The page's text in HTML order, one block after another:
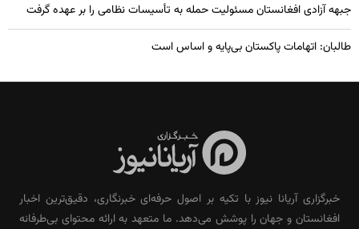
جبهه آزادی افغانستان مسئولیت حمله به تأسیسات نظامی را بر عهده گرفت
طالبان: اتهامات پاکستان بی‌پایه و اساس است
خبرگزاری آریانا نیوز با تکیه بر اصول حرفه‌ای خبرنگاری، دقیق‌ترین اخبار
افغانستان و جهان را پوشش می‌دهد. ما متعهد به ارائه محتوای بی‌طرفانه